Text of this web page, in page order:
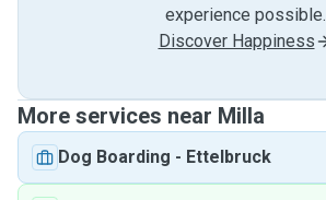
experience possible.
Discover Happiness
More services near Milla
Dog Boarding - Ettelbruck